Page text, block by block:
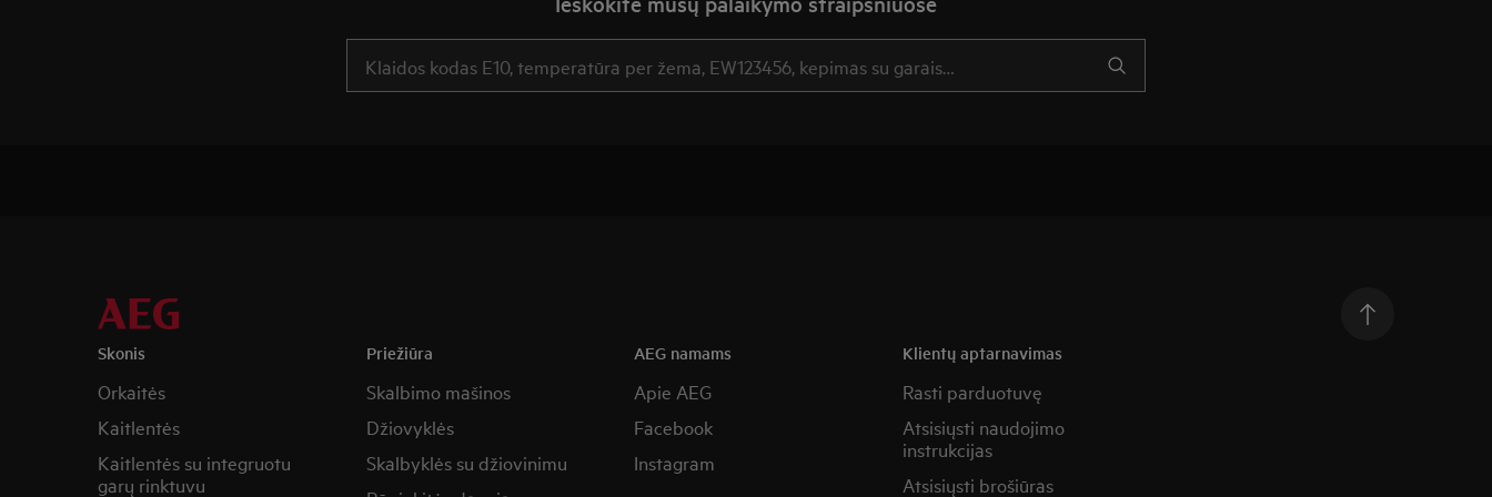
Skonis
Orkaitės
Kaitlentės
Kaitlentės su integruotu
garų rinktuvu
Priežiūra
Skalbimo mašinos
Džiovyklės
Skalbyklės su džiovinimu
AEG namams
Apie AEG
Facebook
Instagram
Klientų aptarnavimas
Rasti parduotuvę
Atsisiųsti naudojimo
instrukcijas
Atsisiųsti brošiūras